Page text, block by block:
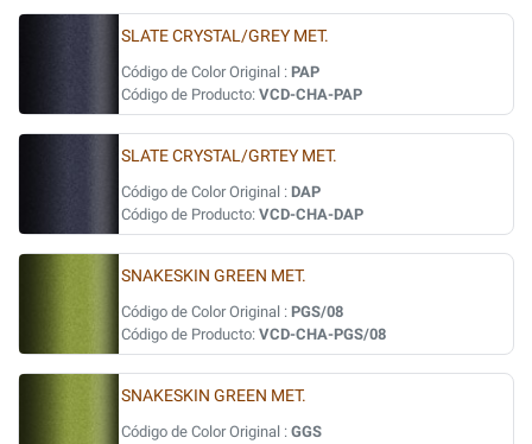
SLATE CRYSTAL/GREY MET.
Código de Color Original : PAP
Código de Producto: VCD-CHA-PAP
SLATE CRYSTAL/GRTEY MET.
Código de Color Original : DAP
Código de Producto: VCD-CHA-DAP
SNAKESKIN GREEN MET.
Código de Color Original : PGS/08
Código de Producto: VCD-CHA-PGS/08
SNAKESKIN GREEN MET.
Código de Color Original : GGS